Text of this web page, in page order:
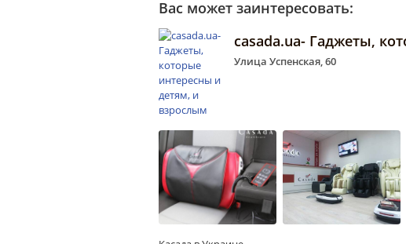
Вас может заинтересовать:
casada.ua- Гаджеты,
Улица Успенская, 60